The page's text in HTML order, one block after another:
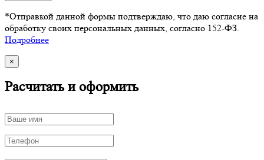
*Отправкой данной формы подтверждаю, что даю согласие на
обработку своих персональных данных, согласно 152-ФЗ.
Подробнее
×
Расчитать и оформить